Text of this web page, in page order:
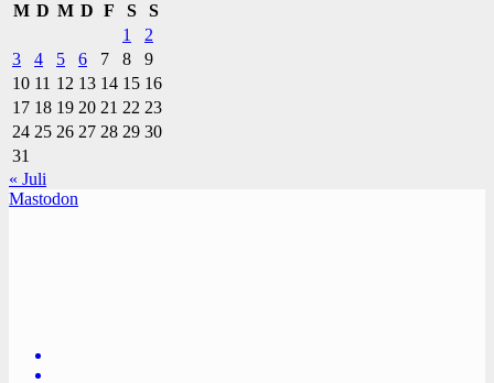
M D M D F S
S
1
2
3
4 5 6 7 8
9
10 11 12 13 14 15 16
17 18 19 20 21 22 23
24 25 26 27 28 29 30
31
« Juli
Mastodon